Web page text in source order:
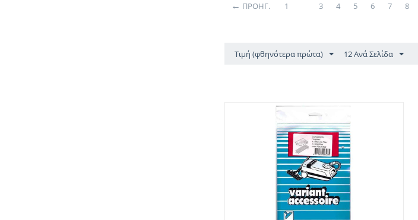
ΠΡΟΗΓ. 1 3 4 5 6 7 8
Τιμή (φθηνότερα πρώτα) 12 Ανά Σελίδα